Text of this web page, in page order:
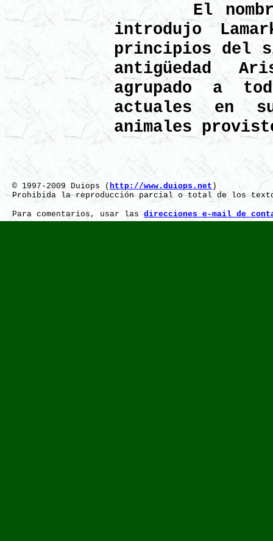
El nombre
introdujo
principios del
antigüedad
agrupado a
actuales en
animales
© 1997-2009 Duiops ( http://www.duiops.net )
Prohibida la reproducción parcial o total de los
Para comentarios, usar las direcciones e-mail de